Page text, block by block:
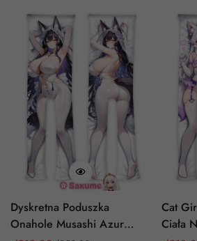
Dyskretna Poduszka
Onahole Musashi Azur
Cat
Ciała